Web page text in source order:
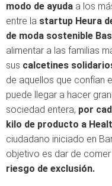
modo de ayuda a los
entre la startup Heura
de moda sostenible
alimentar a las familias
sus calcetines
de aquellos que confían
puede llegar a hacer
sociedad entera, por
kilo de producto a
ciudadano iniciado en
objetivo es dar de
riesgo de exclusión.